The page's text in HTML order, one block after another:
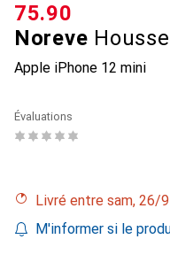
Noreve
Apple iPhone 12 mini
CHF
75.90
Évaluations
Livré entre sam,
M'informer si le